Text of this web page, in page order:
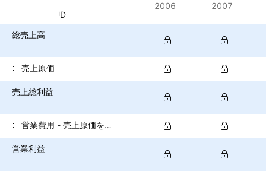
通貨: AUD
2006 2007
総売上高
売上原価
売上総利益
営業費用 - 売上原価を除く
営業利益